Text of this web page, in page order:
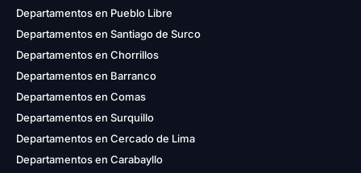
Departamentos en Pueblo Libre
Departamentos en Santiago de Surco
Departamentos en Chorrillos
Departamentos en Barranco
Departamentos en Comas
Departamentos en Surquillo
Departamentos en Cercado de Lima
Departamentos en Carabayllo